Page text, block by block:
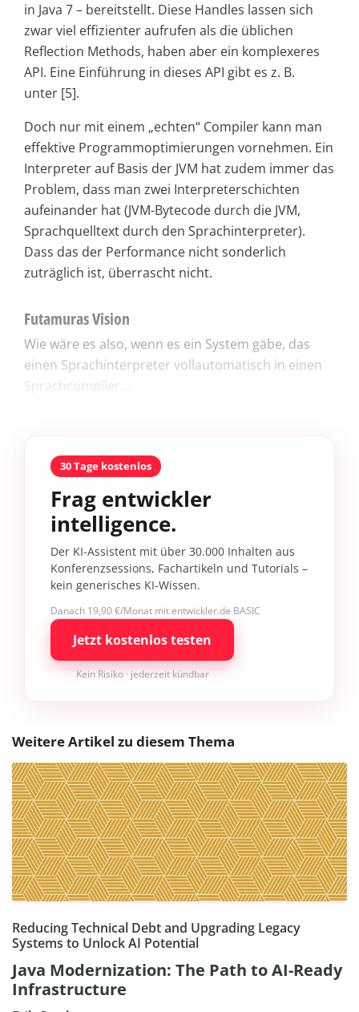
in Java 7 – bereitstellt. Diese Handles lassen sich
zwar viel effizienter aufrufen als die üblichen
Reflection Methods, haben aber ein komplexeres
API. Eine Einführung in dieses API gibt es z. B.
unter [5].
Doch nur mit einem „echten“ Compiler kann man
effektive Programmoptimierungen vornehmen. Ein
Interpreter auf Basis der JVM hat zudem immer das
Problem, dass man zwei Interpreterschichten
aufeinander hat (JVM-Bytecode durch die JVM,
Sprachquelltext durch den Sprachinterpreter).
Dass das der Performance nicht sonderlich
zuträglich ist, überrascht nicht.
Futamuras Vision
Wie wäre es also, wenn es ein System gäbe, das
einen Sprachinterpreter vollautomatisch in einen
Sprachcompiler...
30 Tage kostenlos
Frag entwickler
intelligence.
Der KI-Assistent mit über 30.000 Inhalten aus
Konferenzsessions, Fachartikeln und Tutorials –
kein generisches KI-Wissen.
Danach 19,90 €/Monat mit entwickler.de BASIC
Jetzt kostenlos testen
Kein Risiko · jederzeit kündbar
Weitere Artikel zu diesem Thema
Reducing Technical Debt and Upgrading Legacy
Systems to Unlock AI Potential
Java Modernization: The Path to AI-Ready
Infrastructure